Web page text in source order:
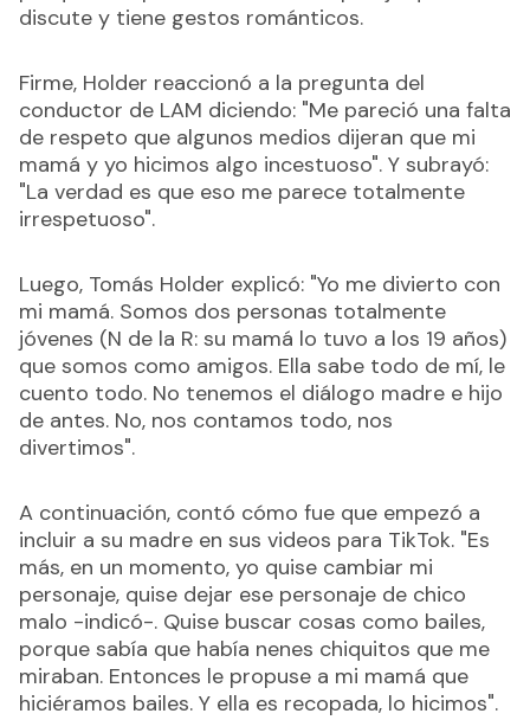
discute y tiene gestos románticos.
Firme, Holder reaccionó a la pregunta del
conductor de LAM diciendo: "Me pareció una falta
de respeto que algunos medios dijeran que mi
mamá y yo hicimos algo incestuoso". Y subrayó:
"La verdad es que eso me parece totalmente
irrespetuoso".
Luego, Tomás Holder explicó: "Yo me divierto con
mi mamá. Somos dos personas totalmente
jóvenes (N de la R: su mamá lo tuvo a los 19 años)
que somos como amigos. Ella sabe todo de mí, le
cuento todo. No tenemos el diálogo madre e hijo
de antes. No, nos contamos todo, nos
divertimos".
A continuación, contó cómo fue que empezó a
incluir a su madre en sus videos para TikTok. "Es
más, en un momento, yo quise cambiar mi
personaje, quise dejar ese personaje de chico
malo -indicó-. Quise buscar cosas como bailes,
porque sabía que había nenes chiquitos que me
miraban. Entonces le propuse a mi mamá que
hiciéramos bailes. Y ella es recopada, lo hicimos".